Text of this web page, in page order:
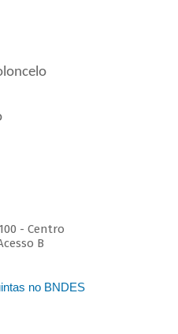
- Centro
B
no BNDES